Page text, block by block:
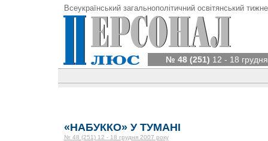
Всеукраїнський загальнополітичний освітянський
№ 48 (251) 12 - 18
«НАБУККО» У ТУМАНІ
№ 48 (251) 12 - 18 грудня 2007 року